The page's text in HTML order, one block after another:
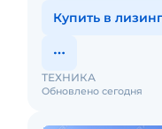
Купить в лизинг
Обновлено сегодня
ТЕХНИКА